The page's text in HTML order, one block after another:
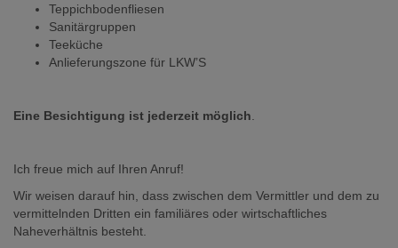
Teppichbodenfliesen
Sanitärgruppen
Teeküche
Anlieferungszone für LKW’S
Eine Besichtigung ist jederzeit möglich.
Ich freue mich auf Ihren Anruf!
Wir weisen darauf hin, dass zwischen dem Vermittler und dem zu
vermittelnden Dritten ein familiäres oder wirtschaftliches
Naheverhältnis besteht.